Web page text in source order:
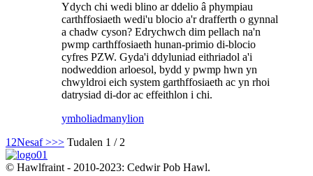
Ydych chi wedi blino ar ddelio â phympiau
carthffosiaeth wedi'u blocio a'r drafferth o gynnal
a chadw cyson? Edrychwch dim pellach na'n
pwmp carthffosiaeth hunan-primio di-blocio
cyfres PZW. Gyda'i ddyluniad eithriadol a'i
nodweddion arloesol, bydd y pwmp hwn yn
chwyldroi eich system garthffosiaeth ac yn rhoi
datrysiad di-dor ac effeithlon i chi.
ymholiadmanylion
1 2Nesaf >>> Tudalen 1 / 2
© Hawlfraint - 2010-2023: Cedwir Pob Hawl.